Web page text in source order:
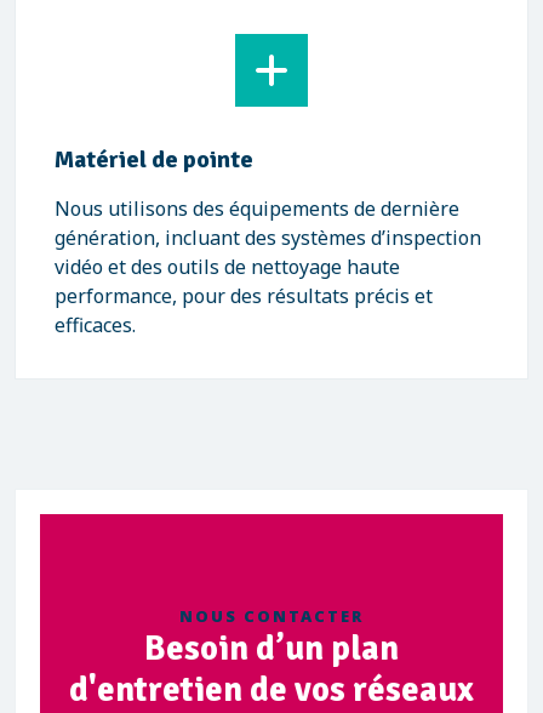
Matériel de pointe
Nous utilisons des équipements de dernière
génération, incluant des systèmes d’inspection
vidéo et des outils de nettoyage haute
performance, pour des résultats précis et
efficaces.
NOUS CONTACTER
Besoin d’un plan
d'entretien de vos réseaux